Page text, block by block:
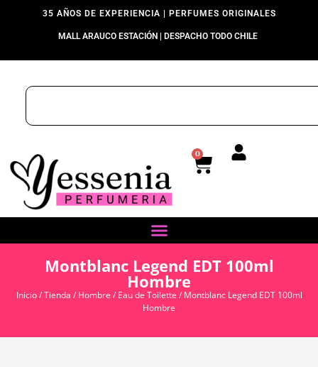
35 AÑOS DE EXPERIENCIA | PERFUMES ORIGINALES
MALL ARAUCO ESTACIÓN | DESPACHO TODO CHILE
0
Montblanc Legend EDT 100ml
Hombre
Inicio/Tienda / Hombre / Eau de Toilette / Montblanc Legend EDT 100ml
Hombre